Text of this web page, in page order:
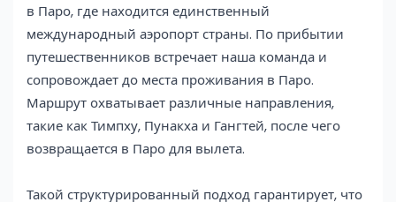
в Паро, где находится единственный
международный аэропорт страны. По прибытии
путешественников встречает наша команда и
сопровождает до места проживания в Паро.
Маршрут охватывает различные направления,
такие как Тимпху, Пунакха и Гангтей, после чего
возвращается в Паро для вылета.
Такой структурированный подход гарантирует, что